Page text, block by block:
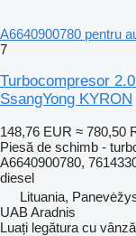
A6640900780 pentru
7
Turbocompresor
SsangYong KYRON
148,76 EUR ≈ 780,50
Piesă de schimb -
A6640900780,
diesel
Lituania,
UAB Aradnis
Luați legătura cu